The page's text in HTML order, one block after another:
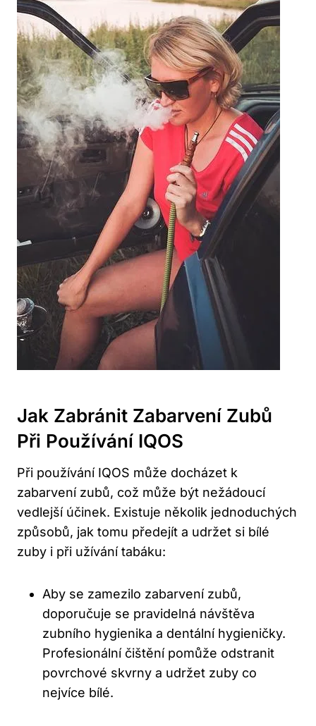
Jak ​zabránit Zabarvení ⁢zubů
Při Používání ⁣IQOS
Při​ používání IQOS může ‌docházet k
zabarvení zubů,⁢ což může​ být nežádoucí
vedlejší účinek. Existuje ⁤několik jednoduchých
​způsobů,​ jak ​tomu předejít a​ udržet si bílé⁢
zuby i⁢ při ​užívání⁤ tabáku:
Aby se zamezilo zabarvení zubů,
doporučuje ‌se pravidelná návštěva
zubního hygienika a dentální‌ hygieničky.
Profesionální čištění pomůže ‍odstranit
povrchové skvrny ‌a udržet⁣ zuby co
nejvíce‍ bílé.